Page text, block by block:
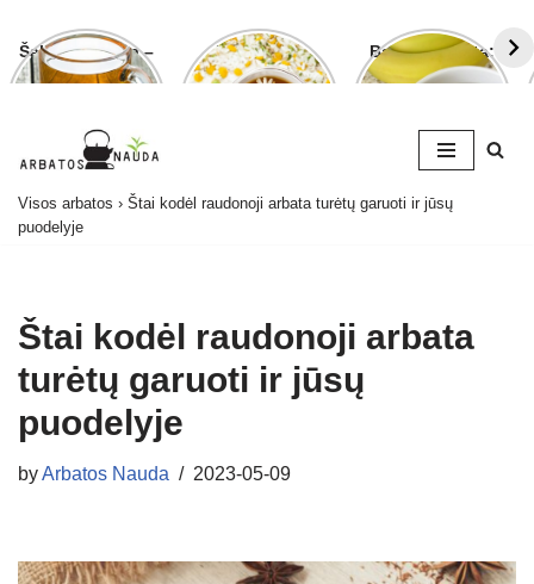
Šalavijo arbata –
ligoms gydyti ir
Ramunėlių
arbata pagelbės
Bananų arbata:
kuo ji naudinga
to
Visos arbatos › Štai kodėl raudonoji arbata turėtų garuoti ir jūsų
puodelyje
Štai kodėl raudonoji arbata
turėtų garuoti ir jūsų
puodelyje
byArbatos Nauda 2023-05-09